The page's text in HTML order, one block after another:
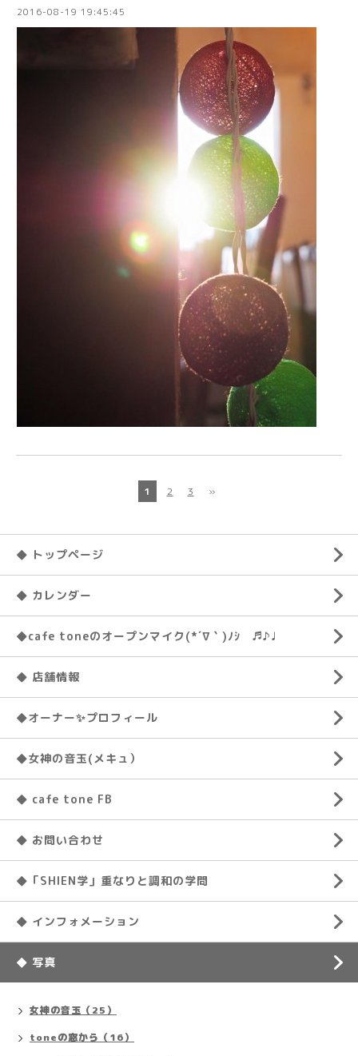
2016-08-19 19:45:45
1 2 3 »
◆ トップページ
◆ カレンダー
◆cafe toneのオープンマイク(*´∇｀)ﾉｼ ♬♪♩
◆ 店舗情報
◆オーナー✨プロフィール
◆女神の音玉(メキュ）
◆ cafe tone FB
◆ お問い合わせ
◆「SHIEN学」重なりと調和の学問
◆ インフォメーション
◆ 写真
女神の音玉（25）
toneの窓から（16）